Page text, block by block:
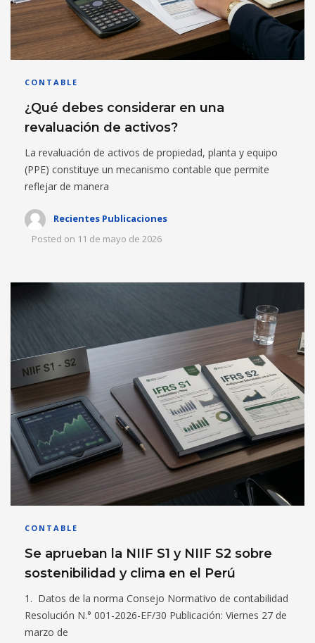
CONTABLE
¿Qué debes considerar en una
revaluación de activos?
La revaluación de activos de propiedad, planta y equipo
(PPE) constituye un mecanismo contable que permite
reflejar de manera
Recientes Publicaciones
Posted on 11 de mayo de 2026
CONTABLE
Se aprueban la NIIF S1 y NIIF S2 sobre
sostenibilidad y clima en el Perú
1. Datos de la norma Consejo Normativo de contabilidad
Resolución N.° 001-2026-EF/30 Publicación: Viernes 27 de
marzo de